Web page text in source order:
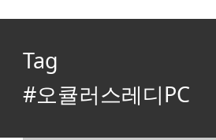
Tag
#오큘러스레디PC